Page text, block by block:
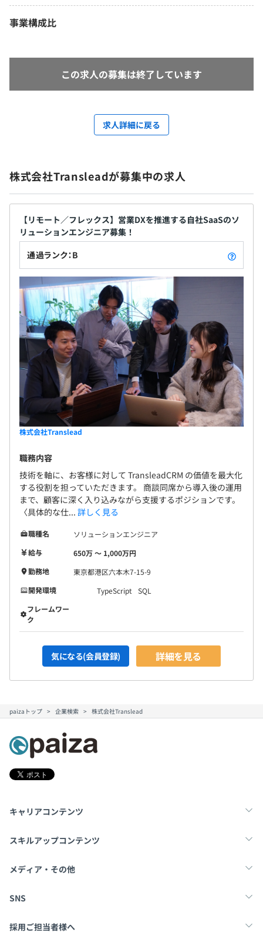
事業構成比
この求人の募集は終了しています
求人詳細に戻る
株式会社Transleadが募集中の求人
【リモート／フレックス】営業DXを推進する自社SaaSのソ
リューションエンジニア募集！
通過ランク：B
株式会社Translead
職務内容
技術を軸に、お客様に対して TransleadCRM の価値を最大化
する役割を担っていただきます。 商談同席から導入後の運用
まで、顧客に深く入り込みながら支援するポジションです。
〈具体的な仕... 詳しく見る
職種名
ソリューションエンジニア
給与
650万 〜 1,000万円
勤務地
東京都港区六本木7-15-9
開発環境
TypeScript
SQL
フレームワー
ク
気になる(会員登録) 詳細を見る
paizaトップ 企業検索 株式会社Translead
キャリアコンテンツ
転職・キャリア
スキルアップコンテンツ
学習
メディア・その他
Tech Team Journal
SNS
X
採用ご担当者様へ